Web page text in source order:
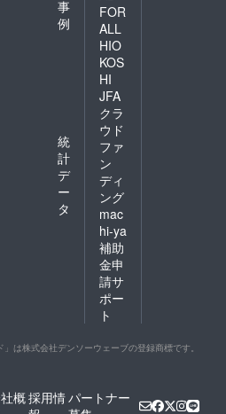
事
例
統
計
デ
ー
タ
FOR
ALL
HIO
KOS
HI
JFA
クラ
ウド
ファ
ン
ディ
ング
mac
hi-ya
補助
金申
請サ
ポー
ト
」は株式会社デンソーウェーブの登録商標です。
概採用情パートナー